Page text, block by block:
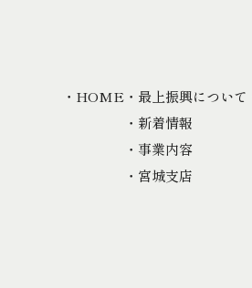
・HOME・最上振興について
・新着情報
・事業内容
・宮城支店